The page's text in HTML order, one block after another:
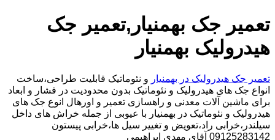
تعمیر جک بهمنیار,تعمیر جک
هیدرولیک بهمنیار
تعمیر جک هیدرولیک در بهمنیار و نئوماتیک قابلیت طراحی،ساخت
انواع جک های هیدرولیک و نئوماتیک بدون محدودیت در فشار و ابعاد
برای ماشین آلات معدنی و راهسازی تعمیر و اورهال انوع جک های
هیدرولیک و نئوماتیک در بهمنیار با عیوبی از جمله خراش های داخل
سیلندر،خرابی راد،تعویض و تغییر سیل ها،خرابی پیستون
09125283142 آقای مهدی ابراهیمی